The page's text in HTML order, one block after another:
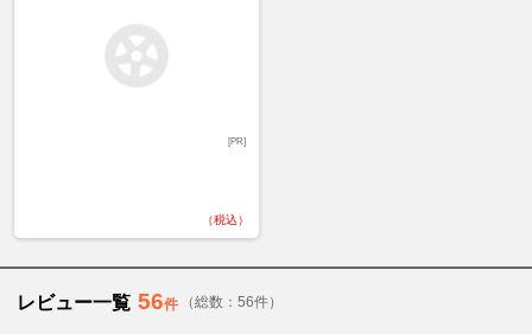
[PR]
（税込）
レビュー一覧 56件 （総数：56件）